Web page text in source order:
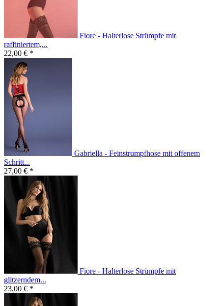
Fiore - Halterlose Strümpfe mit
raffiniertem,...
22,00 € *
Gabriella - Feinstrumpfhose mit offenem
Schritt...
27,00 € *
Fiore - Halterlose Strümpfe mit
glitzerndem...
23,00 € *